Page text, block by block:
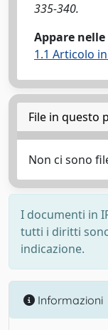
335-340.
Appare
1.1 Articolo
File in questo
Non ci sono
I documenti in
tutti i diritti
indicazione.
Informazioni